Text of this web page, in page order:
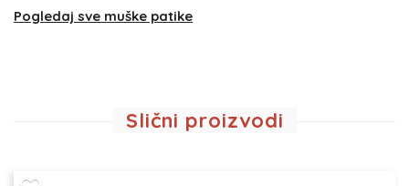
Pogledaj sve muške patike
Slični proizvodi